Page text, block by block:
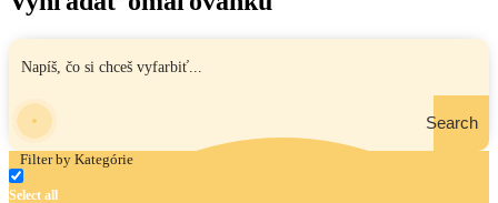
Search
Filter by Kategórie
Select all